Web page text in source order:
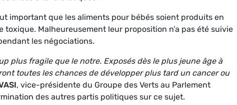
important que les aliments pour bébés soient produits en
Malheureusement leur proposition n’a pas été suivie
les négociations.
plus fragile que le notre. Exposés dès le plus jeune âge à
toutes les chances de développer plus tard un cancer ou
, vice-présidente du Groupe des Verts au Parlement
des autres partis politiques sur ce sujet.